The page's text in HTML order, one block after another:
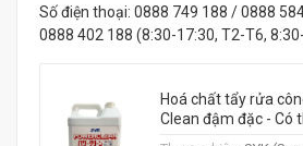
Số điện thoại: 0888 749 188 / 0888
0888 402 188 (8:30-17:30, T2-T6,
Hoá chất tẩy rửa
Clean đậm đặc - Có